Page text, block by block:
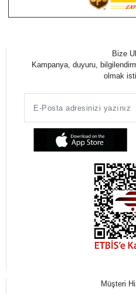
Bize
Kampanya, duyuru,
olmak
Müşteri